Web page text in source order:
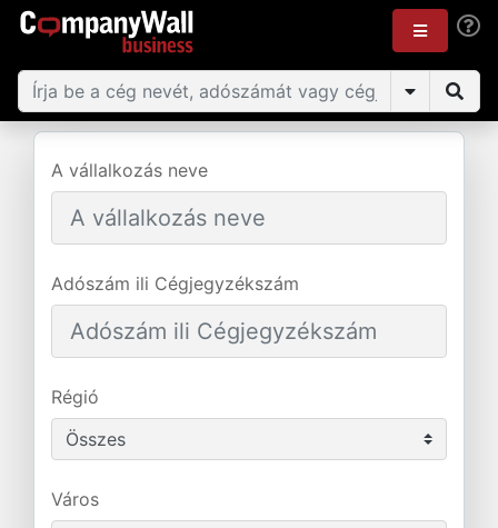
A vállalkozás neve
Adószám ili Cégjegyzékszám
Régió
Város